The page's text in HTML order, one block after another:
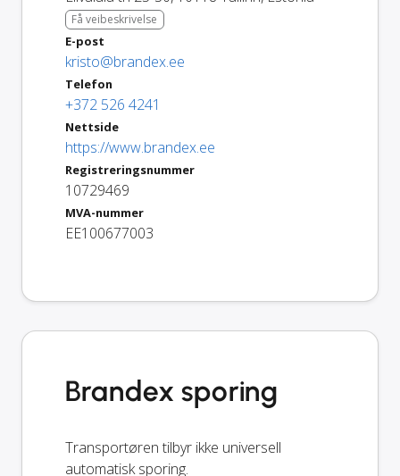
Få veibeskrivelse
E-post
kristo@brandex.ee
Telefon
+372 526 4241
Nettside
https://www.brandex.ee
Registreringsnummer
10729469
MVA-nummer
EE100677003
Brandex sporing
Transportøren tilbyr ikke universell
automatisk sporing.